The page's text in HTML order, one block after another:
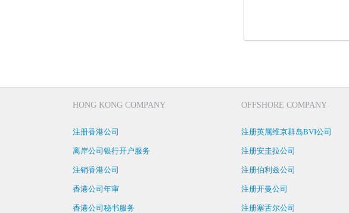
HONG KONG COMPANY
注册香港公司
离岸公司银行开户服务
注销香港公司
香港公司年审
香港公司秘书服务
OFFSHORE COMPANY
注册英属维京群岛BVI公司
注册安圭拉公司
注册伯利兹公司
注册开曼公司
注册塞舌尔公司